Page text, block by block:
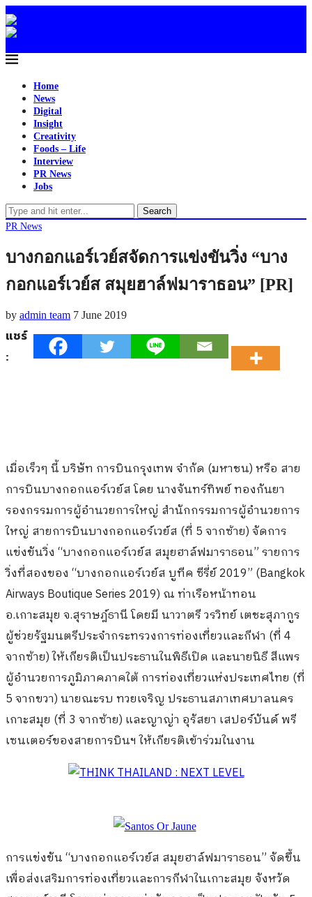
Home
News
Digital
Insight
Creativity
Foods – Life
Interview
PR News
Jobs
Search
PR News
บางกอกแอร์เวย์สจัดการแข่งขันวิ่ง “บาง
กอกแอร์เวย์ส สมุยฮาล์ฟมาราธอน” [PR]
by admin team 7 June 2019
แชร์
:
เมื่อเร็วๆ นี้ บริษัท การบินกรุงเทพ จำกัด (มหาชน) หรือ สาย
การบินบางกอกแอร์เวย์ส โดย นางจันทร์ทิพย์ ทองกันยา
รองกรรมการผู้อำนวยการใหญ่ สำนักกรรมการผู้อำนวยการ
ใหญ่ สายการบินบางกอกแอร์เวย์ส (ที่ 5จากซ้าย)จัดการ
แข่งขันวิ่ง “บางกอกแอร์เวย์ส สมุยฮาล์ฟมาราธอน”รายการ
วิ่งที่สองของ “บางกอกแอร์เวย์ส บูทีค ซีรี่ย์ 2019” (Bangkok
Airways Boutique Series 2019) ณ ท่าเรือหน้าทอน
อ.เกาะสมุย จ.สุราษฎ์ธานี โดยมี นาวาตรี วรวิทย์ เตชะสุภากูร
ผู้ช่วยรัฐมนตรีประจำกระทรวงการท่องเที่ยวและกีฬา (ที่ 4
จากซ้าย)ให้เกียรติเป็นประธานในพิธีเปิด และนายนิธี สีแพร
ผู้อำนวยการภูมิภาคภาคใต้ การท่องเที่ยวแห่งประเทศไทย (ที่
5จากขวา)นายณะรบ ทวยเจริญ ประธานสภาเทศบาลนคร
เกาะสมุย (ที่ 3 จากซ้าย) และญาญ่า อุรัสยา เสปอร์บันด์ พรี
เซนเตอร์ของสายการบินฯ ให้เกียรติเข้าร่วมในงาน
การแข่งขัน “บางกอกแอร์เวย์ส สมุยฮาล์ฟมาราธอน”จัดขึ้น
เพื่อส่งเสริมการท่องเที่ยวและการกีฬาในเกาะสมุย จังหวัด